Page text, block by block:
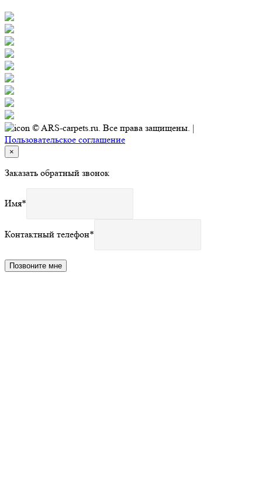
© ARS-carpets.ru. Все права защищены. |
Пользовательское соглашение
×
Заказать обратный звонок
Имя*
Контактный телефон*